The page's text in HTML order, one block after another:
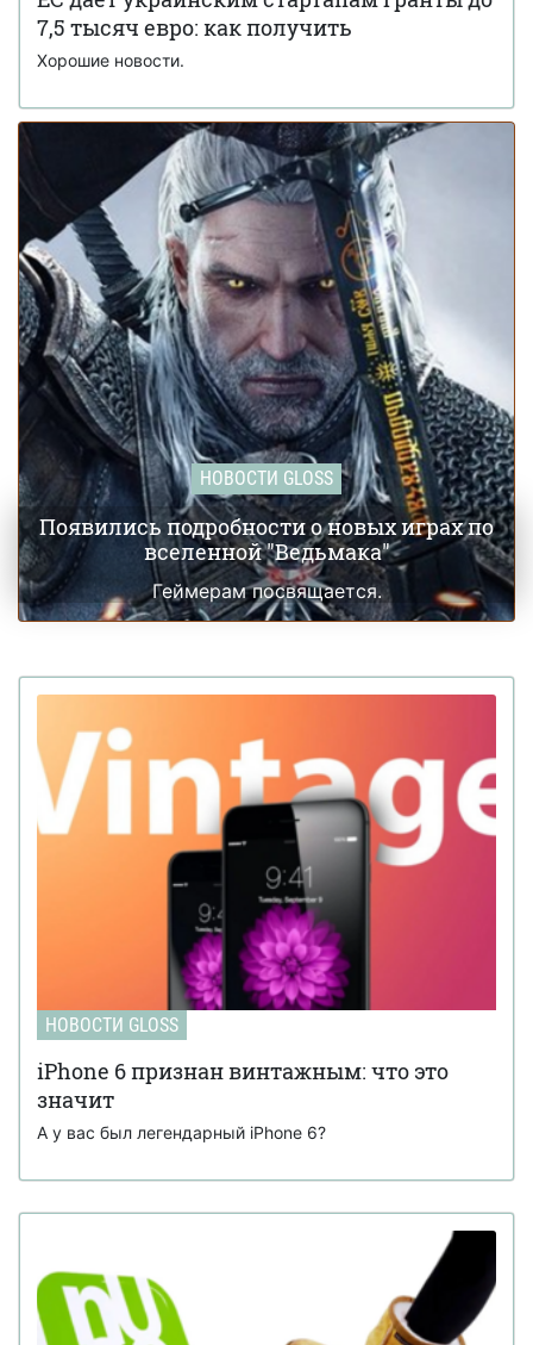
7,5 тысяч евро: как получить
Хорошие новости.
НОВОСТИ GLOSS
Появились подробности о новых играх по
вселенной "Ведьмака"
Геймерам посвящается.
НОВОСТИ GLOSS
iPhone 6 признан винтажным: что это
значит
А у вас был легендарный iPhone 6?